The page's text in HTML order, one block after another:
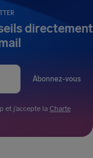
directement
Abonnez-vous
et j’accepte la Charte